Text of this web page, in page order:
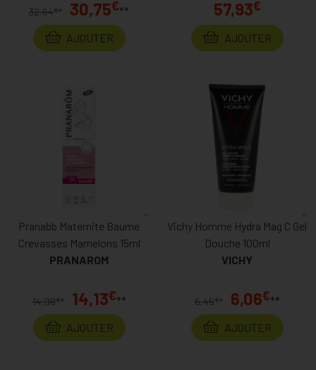
32,64€* 30,75€**
AJOUTER
57,93€
AJOUTER
Pranabb Maternite Baume
Crevasses Mamelons 15ml
PRANAROM
14,98€ * 14,13€**
AJOUTER
Vichy Homme Hydra Mag C Gel
Douche 100ml
VICHY
6,45€ * 6,06€**
AJOUTER